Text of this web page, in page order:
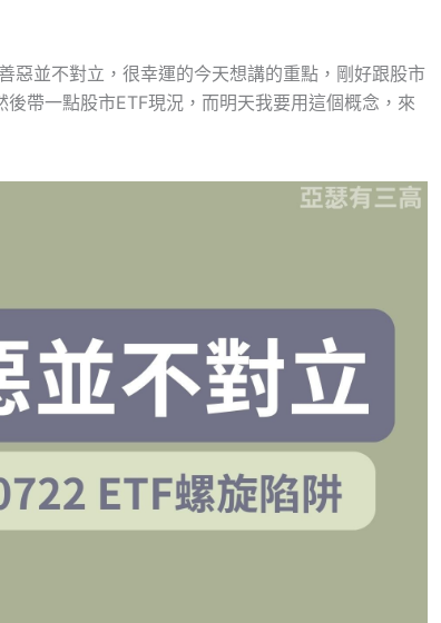
並不對立，很幸運的今天想講的重點，剛好跟股市
帶一點股市ETF現況，而明天我要用這個概念，來